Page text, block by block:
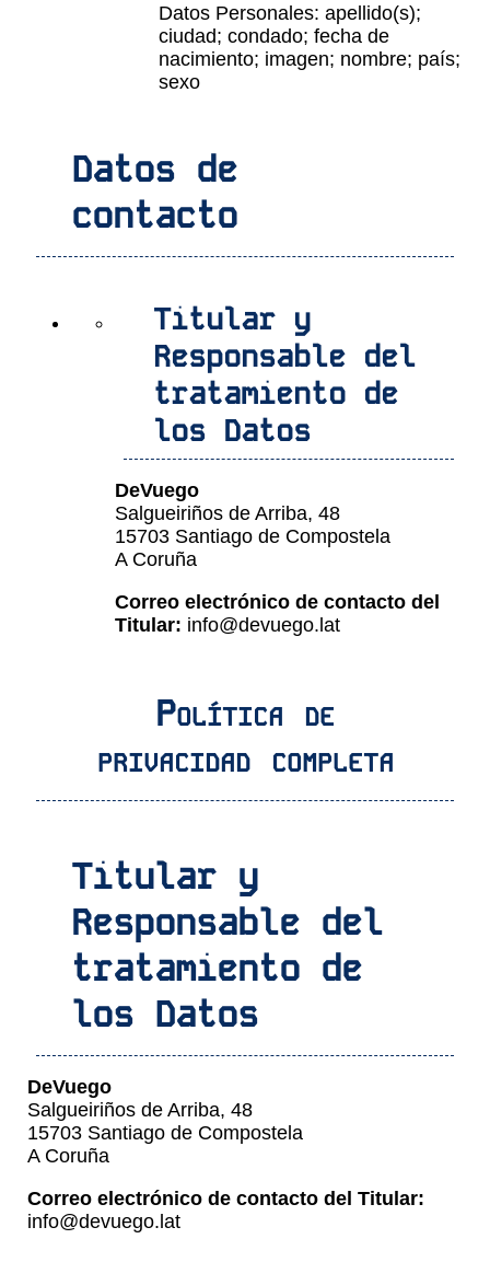
Datos Personales: apellido(s);
ciudad; condado; fecha de
nacimiento; imagen; nombre; país;
sexo
Datos de
contacto
Titular y
Responsable del
tratamiento de
los Datos
DeVuego
Salgueiriños de Arriba, 48
15703 Santiago de Compostela
A Coruña
Correo electrónico de contacto del
Titular: info@devuego.lat
Política de
privacidad completa
Titular y
Responsable del
tratamiento de
los Datos
DeVuego
Salgueiriños de Arriba, 48
15703 Santiago de Compostela
A Coruña
Correo electrónico de contacto del Titular:
info@devuego.lat